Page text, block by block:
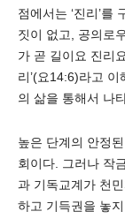
점에서는 ‘진리’를
짓이 없고, 공의로
가 곧 길이요 진리
리’(요14:6)라고
의 삶을 통해서 나
높은 단계의 안정
회이다. 그러나 작
과 기독교계가 천
하고 기득권을 놓